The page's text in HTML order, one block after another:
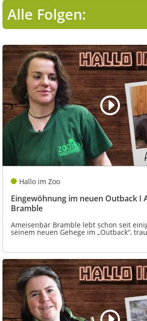
Alle Folgen:
Hallo im Zoo
Eingewöhnung im neuen Outback I
Bramble
Ameisenbär Bramble lebt schon seit
seinem neuen Gehege im „Outback“,